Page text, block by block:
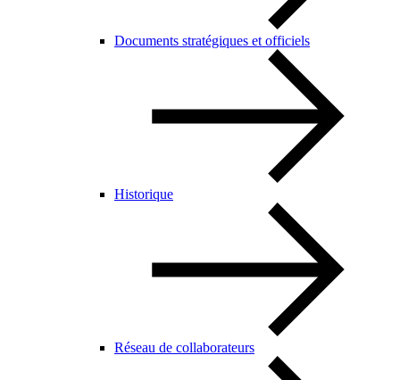
Documents stratégiques et officiels
Historique
Réseau de collaborateurs